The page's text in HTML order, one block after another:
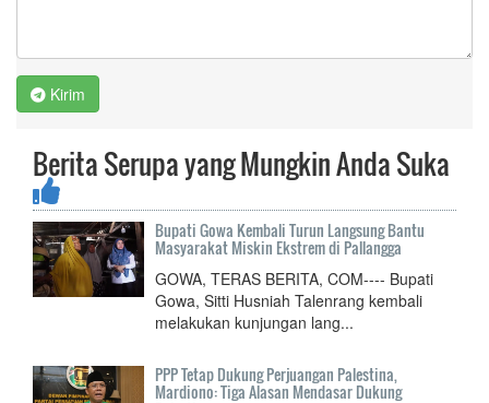
Kirim
Berita Serupa yang Mungkin Anda Suka
Bupati Gowa Kembali Turun Langsung Bantu
Masyarakat Miskin Ekstrem di Pallangga
GOWA, TERAS BERITA, COM---- Bupati
Gowa, Sitti Husniah Talenrang kembali
melakukan kunjungan lang...
PPP Tetap Dukung Perjuangan Palestina,
Mardiono: Tiga Alasan Mendasar Dukung